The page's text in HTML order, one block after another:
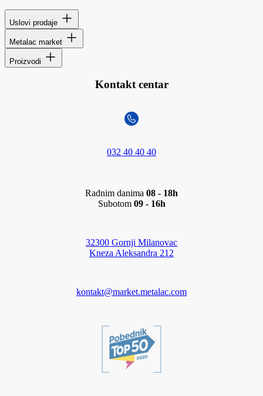
Uslovi prodaje
Metalac market
Proizvodi
Kontakt centar
032 40 40 40
Radnim danima 08 - 18h
Subotom 09 - 16h
32300 Gornji Milanovac
Kneza Aleksandra 212
kontakt@market.metalac.com